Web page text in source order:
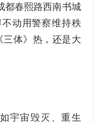
都春熙路西南书城
动用警察维持秩
三体》热，还是大
宇宙毁灭、重生